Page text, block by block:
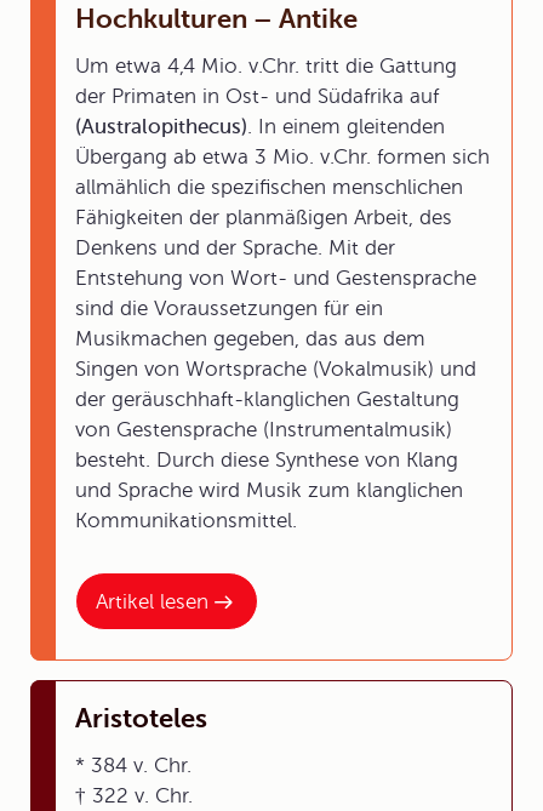
Artikel lesen
Hochkulturen – Antike
Um etwa 4,4 Mio. v.Chr. tritt die Gattung
der Primaten in Ost- und Südafrika auf
(Australopithecus). In einem gleitenden
Übergang ab etwa 3 Mio. v.Chr. formen sich
allmählich die spezifischen menschlichen
Fähigkeiten der planmäßigen Arbeit, des
Denkens und der Sprache. Mit der
Entstehung von Wort- und Gestensprache
sind die Voraussetzungen für ein
Musikmachen gegeben, das aus dem
Singen von Wortsprache (Vokalmusik) und
der geräuschhaft-klanglichen Gestaltung
von Gestensprache (Instrumentalmusik)
besteht. Durch diese Synthese von Klang
und Sprache wird Musik zum klanglichen
Kommunikationsmittel.
Aristoteles
* 384 v. Chr.
† 322 v. Chr.